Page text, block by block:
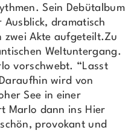
Sein Debütalbum
Ausblick, dramatisch
zwei Akte aufgeteilt.Zu
Weltuntergang.
vorschwebt. “Lasst
wird von
See in einer
Marlo dann ins Hier
provokant und